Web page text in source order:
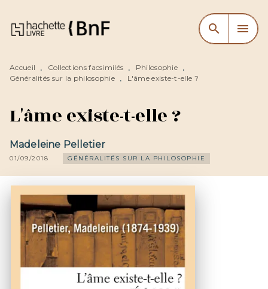
MENU RECHERCHE
CONTENU
search menu
Accueil • Collections facsimilés • Philosophie •
Généralités sur la philosophie • L'âme existe-t-elle ?
L'âme existe-t-elle ?
Madeleine Pelletier
01/09/2018 GÉNÉRALITÉS SUR LA PHILOSOPHIE